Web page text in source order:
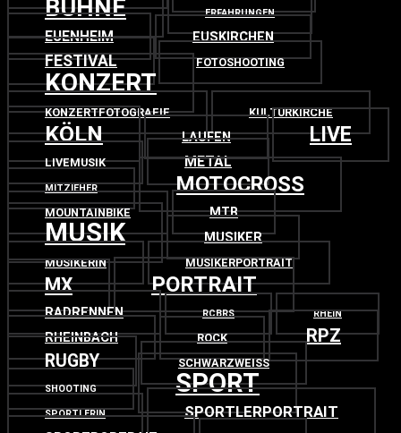
BÜHNE ERFAHRUNGEN
EUENHEIM EUSKIRCHEN
FESTIVAL FOTOSHOOTING
KONZERT
KONZERTFOTOGRAFIE KULTURKIRCHE
KÖLN LAUFEN LIVE
LIVEMUSIK METAL
MITZIEHER MOTOCROSS
MOUNTAINBIKE MTB
MUSIK MUSIKER
MUSIKERIN MUSIKERPORTRAIT
MX PORTRAIT
RADRENNEN RCBRS RHEIN
RHEINBACH ROCK RPZ
RUGBY SCHWARZWEISS
SHOOTING SPORT
SPORTLERIN SPORTLERPORTRAIT